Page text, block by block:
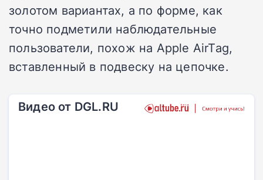
золотом вариантах, а по форме, как
точно подметили наблюдательные
пользователи, похож на Apple AirTag,
вставленный в подвеску на цепочке.
Видео от DGL.RU